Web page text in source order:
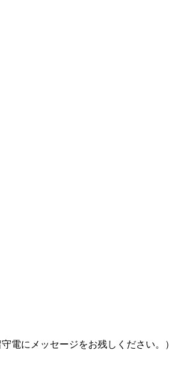
にメッセージをお残しください。）